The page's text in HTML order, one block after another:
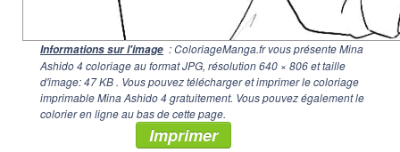
Informations sur l'image : ColoriageManga.fr vous présente Mina
Ashido 4 coloriage au format JPG, résolution640 × 806et taille
d'image: 47 KB . Vous pouvez télécharger et imprimer le coloriage
imprimable Mina Ashido 4 gratuitement. Vous pouvez également le
colorier en ligne au bas de cette page.
Imprimer